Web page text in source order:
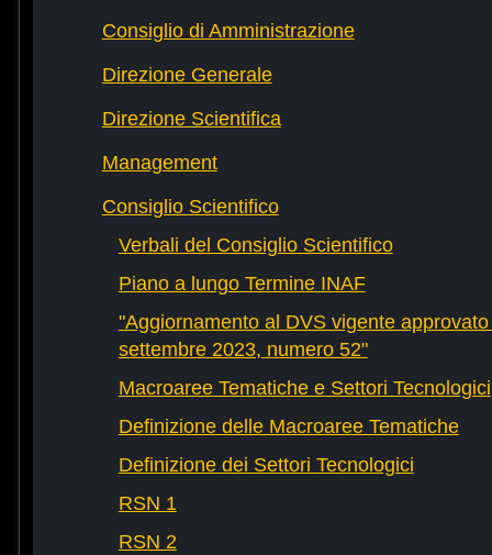
Consiglio di Amministrazione
Direzione Generale
Direzione Scientifica
Management
Consiglio Scientifico
Verbali del Consiglio Scientifico
Piano a lungo Termine INAF
"Aggiornamento al DVS vigente
settembre 2023, numero 52"
Macroaree Tematiche e Settori Tecnologici
Definizione delle Macroaree Tematiche
Definizione dei Settori Tecnologici
RSN 1
RSN 2